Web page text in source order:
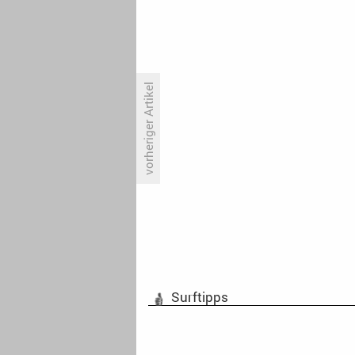
vorheriger Artikel
Surftipps